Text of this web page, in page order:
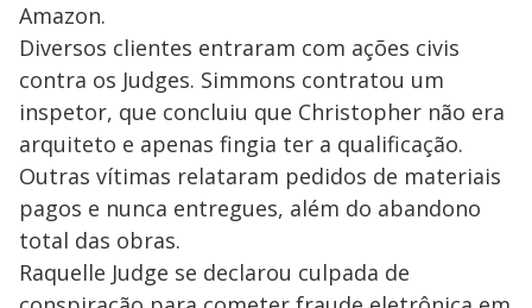
Amazon.
Diversos clientes entraram com ações civis
contra os Judges. Simmons contratou um
inspetor, que concluiu que Christopher não era
arquiteto e apenas fingia ter a qualificação.
Outras vítimas relataram pedidos de materiais
pagos e nunca entregues, além do abandono
total das obras.
Raquelle Judge se declarou culpada de